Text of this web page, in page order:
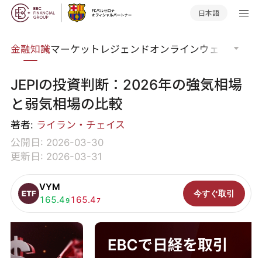
日本語
金融知識マーケットレジェンドオンラインウェビナー
JEPIの投資判断：2026年の強気相場
と弱気相場の比較
著者: ライラン・チェイス
公開日: 2026-03-30
更新日: 2026-03-31
VYM
買い:
165.49売り:
165.4 7
今すぐ取引